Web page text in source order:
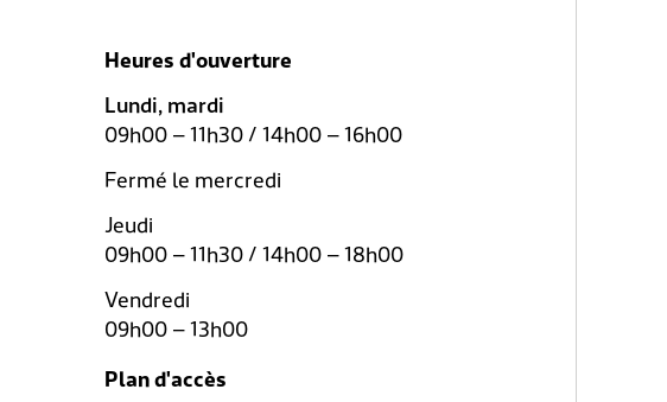
Heures d'ouverture
Lundi, mardi
09h00 – 11h30 / 14h00 – 16h00
Fermé le mercredi
Jeudi
09h00 – 11h30 / 14h00 – 18h00
Vendredi
09h00 – 13h00
Plan d'accès